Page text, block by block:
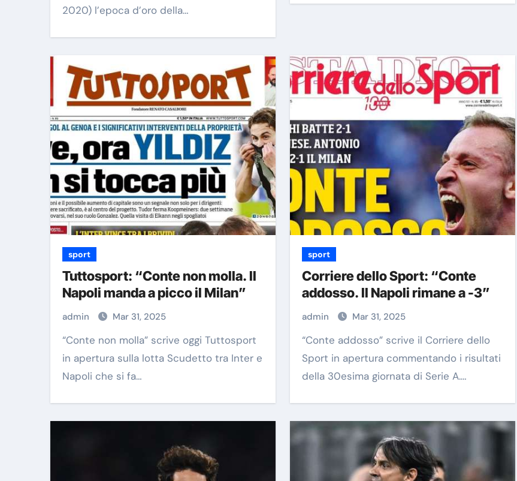
2020) l’epoca d’oro della…
sport
Tuttosport: “Conte non molla. Il
Napoli manda a picco il Milan”
admin Mar 31, 2025
“Conte non molla” scrive oggi Tuttosport
in apertura sulla lotta Scudetto tra Inter e
Napoli che si fa…
sport
Corriere dello Sport: “Conte
addosso. Il Napoli rimane a -3”
admin Mar 31, 2025
“Conte addosso” scrive il Corriere dello
Sport in apertura commentando i risultati
della 30esima giornata di Serie A.…